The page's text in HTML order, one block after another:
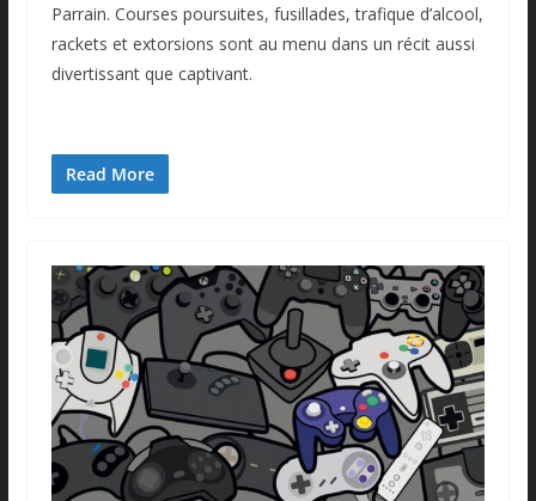
Parrain. Courses poursuites, fusillades, trafique d’alcool,
rackets et extorsions sont au menu dans un récit aussi
divertissant que captivant.
Read More